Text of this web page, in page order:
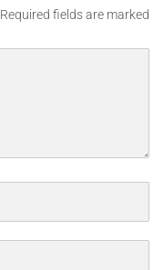
Required fields are marked